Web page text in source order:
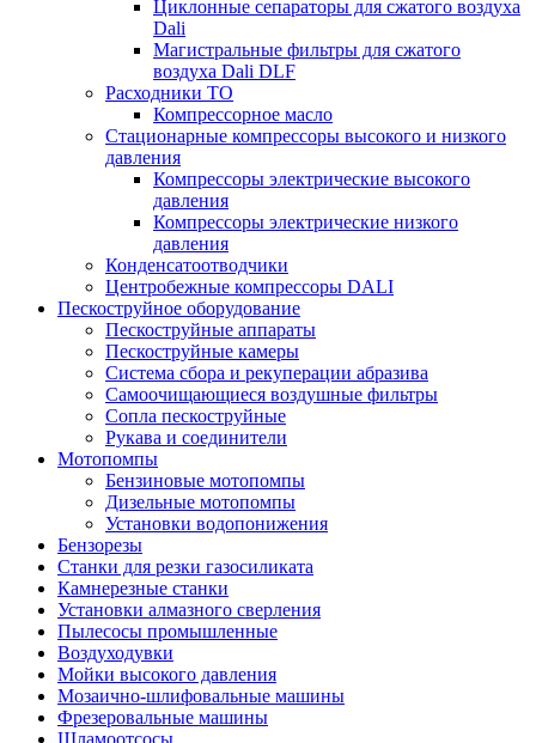
Циклонные сепараторы для сжатого воздуха
Dali
Магистральные фильтры для сжатого
воздуха Dali DLF
Расходники ТО
Компрессорное масло
Стационарные компрессоры высокого и низкого
давления
Компрессоры электрические высокого
давления
Компрессоры электрические низкого
давления
Конденсатоотводчики
Центробежные компрессоры DALI
Пескоструйное оборудование
Пескоструйные аппараты
Пескоструйные камеры
Система сбора и рекуперации абразива
Самоочищающиеся воздушные фильтры
Сопла пескоструйные
Рукава и соединители
Мотопомпы
Бензиновые мотопомпы
Дизельные мотопомпы
Установки водопонижения
Бензорезы
Станки для резки газосиликата
Камнерезные станки
Установки алмазного сверления
Пылесосы промышленные
Воздуходувки
Мойки высокого давления
Мозаично-шлифовальные машины
Фрезеровальные машины
Шламоотсосы